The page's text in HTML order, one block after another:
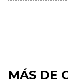
MÁS DE